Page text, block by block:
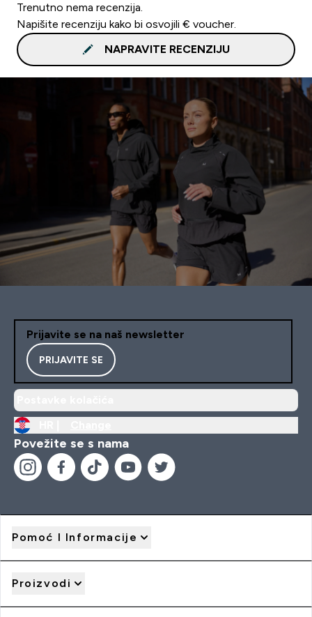
Trenutno nema recenzija.
Napišite recenziju kako bi osvojili € voucher.
NAPRAVITE RECENZIJU
Prijavite se na naš newsletter
PRIJAVITE SE
Povežite se s nama
Pomoć I Informacije
Proizvodi